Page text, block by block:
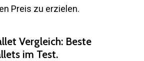
Preis zu erzielen.
Vergleich: Beste
im Test.